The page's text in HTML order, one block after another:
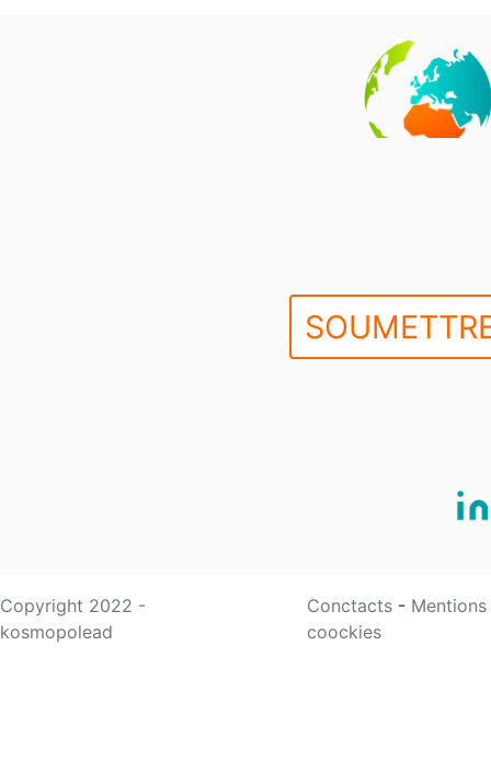
Copyright 2022 -
kosmopolead
Conctacts -
coockies